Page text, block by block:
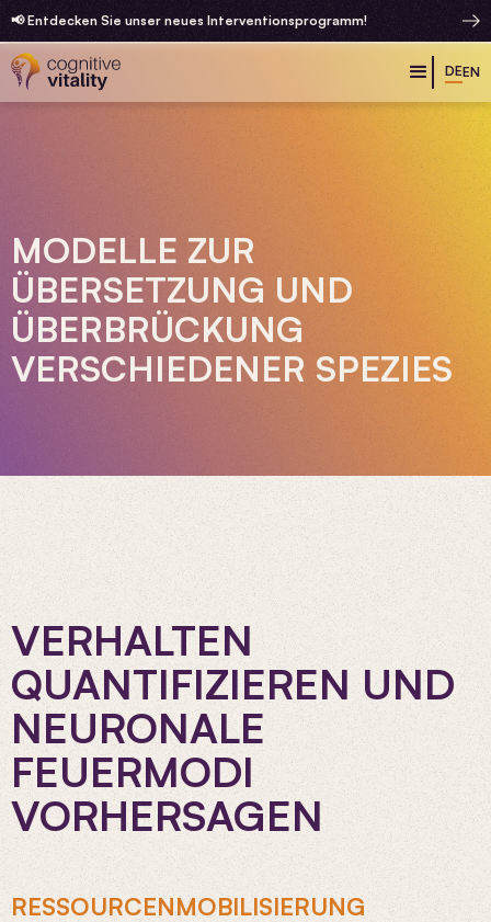
📢 Entdecken Sie unser neues Interventionsprogramm!
DEEN
MODELLE ZUR
ÜBERSETZUNG UND
ÜBERBRÜCKUNG
VERSCHIEDENER SPEZIES
VERHALTEN
QUANTIFIZIEREN UND
NEURONALE
FEUERMODI
VORHERSAGEN
RESSOURCENMOBILISIERUNG